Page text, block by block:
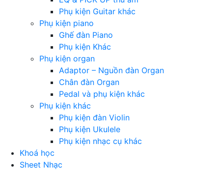
Phụ kiện Guitar khác
Phụ kiện piano
Ghế đàn Piano
Phụ kiện Khác
Phụ kiện organ
Adaptor – Nguồn đàn Organ
Chân đàn Organ
Pedal và phụ kiện khác
Phụ kiện khác
Phụ kiện đàn Violin
Phụ kiện Ukulele
Phụ kiện nhạc cụ khác
Khoá học
Sheet Nhạc